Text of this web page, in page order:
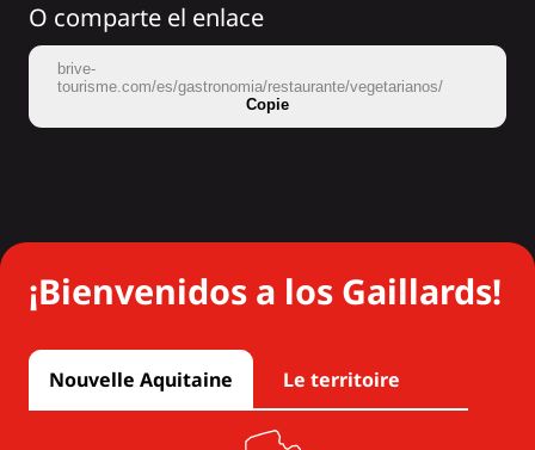
O comparte el enlace
brive-
tourisme.com/es/gastronomia/restaurante/vegetarianos/
Copie
¡Bienvenidos a los Gaillards!
Nouvelle Aquitaine Le territoire